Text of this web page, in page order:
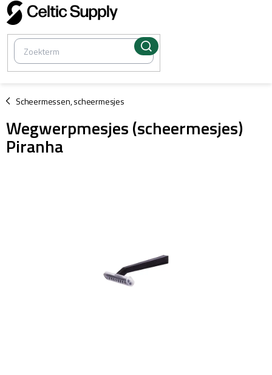
Overslaan
naar
inhoud
Scheermessen, scheermesjes
/
Wegwerpmesjes (scheermesjes)
Piranha